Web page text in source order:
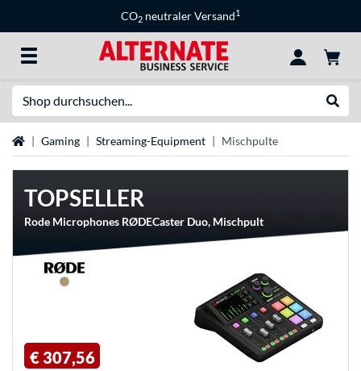
CO2 neutraler Versand1
StartseiteGaming Streaming-Equipment Mischpulte
TOPSELLER
Rode Microphones RØDECaster Duo, Mischpult
€ 307,56